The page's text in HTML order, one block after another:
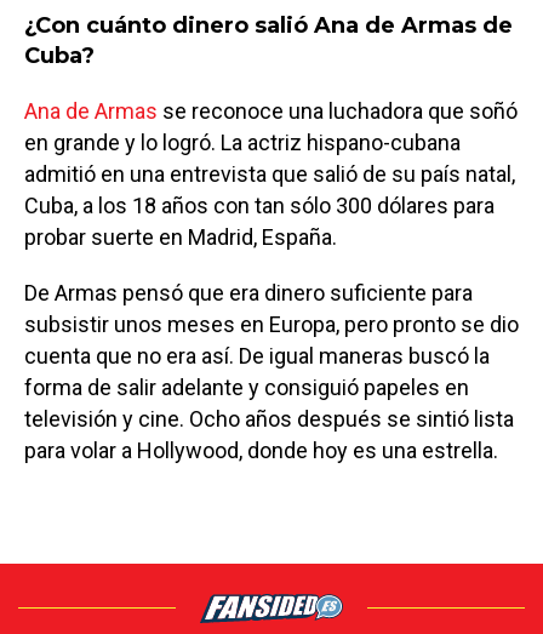
¿Con cuánto dinero salió Ana de Armas de
Cuba?
Ana de Armas se reconoce una luchadora que soñó
en grande y lo logró. La actriz hispano-cubana
admitió en una entrevista que salió de su país natal,
Cuba, a los 18 años con tan sólo 300 dólares para
probar suerte en Madrid, España.
De Armas pensó que era dinero suficiente para
subsistir unos meses en Europa, pero pronto se dio
cuenta que no era así. De igual maneras buscó la
forma de salir adelante y consiguió papeles en
televisión y cine. Ocho años después se sintió lista
para volar a Hollywood, donde hoy es una estrella.